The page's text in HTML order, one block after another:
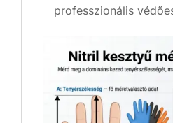
professzionális